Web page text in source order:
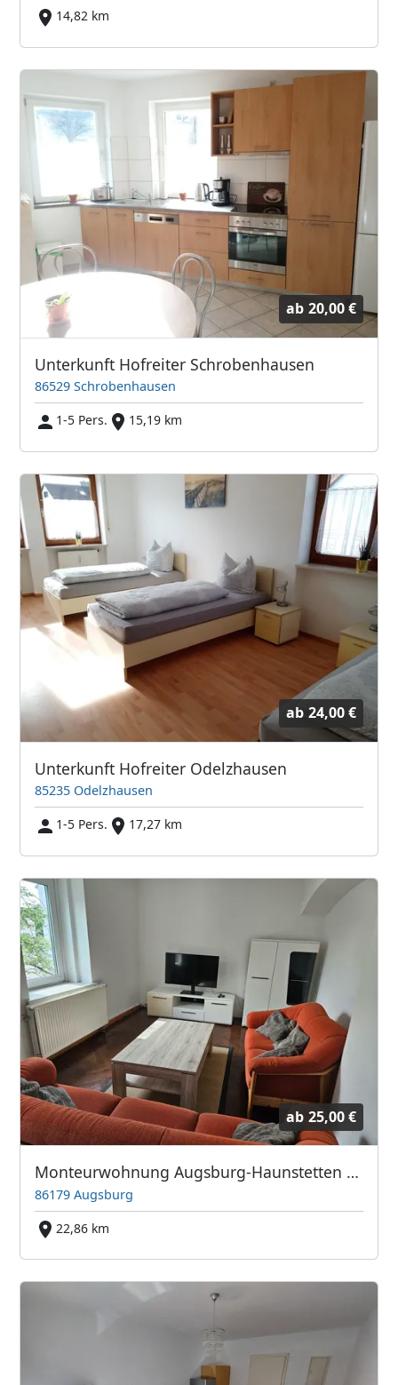
14,82 km
ab 20,00 €
Unterkunft Hofreiter Schrobenhausen
86529 Schrobenhausen
1-5 Pers.
15,19 km
ab 24,00 €
Unterkunft Hofreiter Odelzhausen
85235 Odelzhausen
1-5 Pers.
17,27 km
ab 25,00 €
Monteurwohnung Augsburg-Haunstetten – bis zu 6 Personen
86179 Augsburg
22,86 km